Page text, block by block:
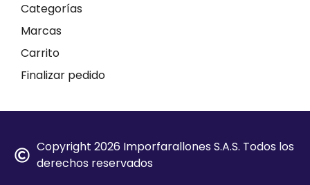
Categorías
Marcas
Carrito
Finalizar pedido
Copyright 2026 Imporfarallones S.A.S. Todos los
derechos reservados